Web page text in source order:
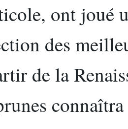
ont joué
des
de la